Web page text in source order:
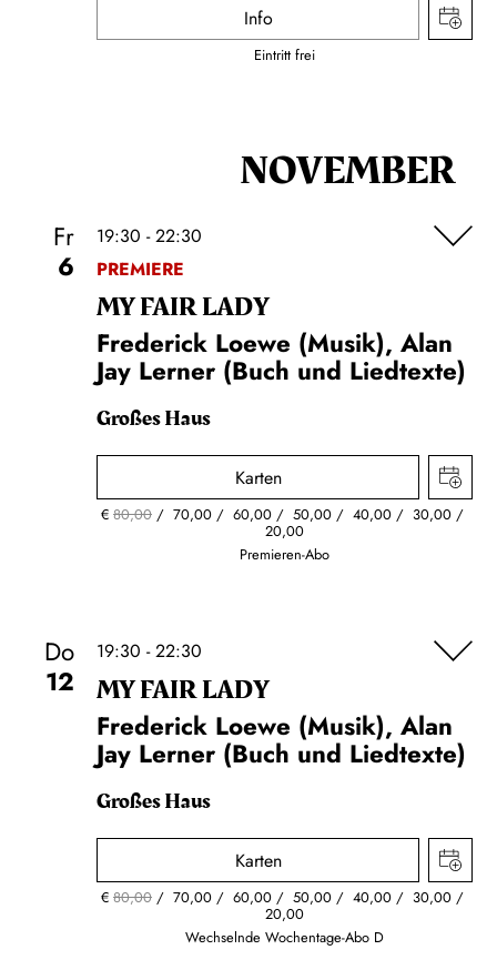
Info
Eintritt frei
NOVEMBER
Fr
6
19:30 - 22:30
PREMIERE
MY FAIR LADY
Frederick Loewe (Musik), Alan
Jay Lerner (Buch und Liedtexte)
Großes Haus
Karten
€80,00 70,00 60,00 50,00 40,00 30,00
20,00
Premieren-Abo
Do
12
19:30 - 22:30
MY FAIR LADY
Frederick Loewe (Musik), Alan
Jay Lerner (Buch und Liedtexte)
Großes Haus
Karten
€80,00 70,00 60,00 50,00 40,00 30,00
20,00
Wechselnde Wochentage-Abo D